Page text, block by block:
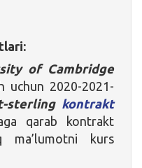
of Cambridge
uchun 2020-2021-
sterling kontrakt
qarab kontrakt
kurs